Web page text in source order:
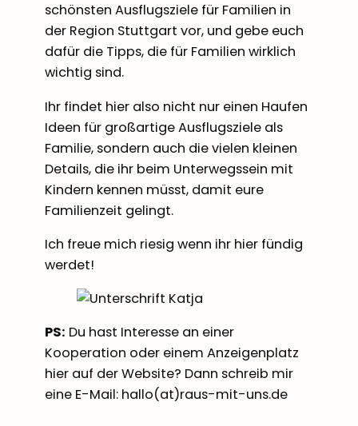
schönsten Ausflugsziele für Familien in
der Region Stuttgart vor, und gebe euch
dafür die Tipps, die für Familien wirklich
wichtig sind.
Ihr findet hier also nicht nur einen Haufen
Ideen für großartige Ausflugsziele als
Familie, sondern auch die vielen kleinen
Details, die ihr beim Unterwegssein mit
Kindern kennen müsst, damit eure
Familienzeit gelingt.
Ich freue mich riesig wenn ihr hier fündig
werdet!
PS: Du hast Interesse an einer
Kooperation oder einem Anzeigenplatz
hier auf der Website? Dann schreib mir
eine E-Mail: hallo(at)raus-mit-uns.de